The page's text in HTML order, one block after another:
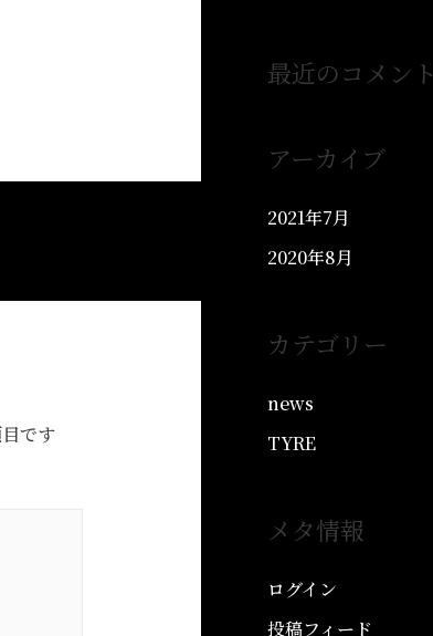
です
最近のコメント
アーカイブ
2021年7月
2020年8月
カテゴリー
news
TYRE
メタ情報
ログイン
投稿フィード